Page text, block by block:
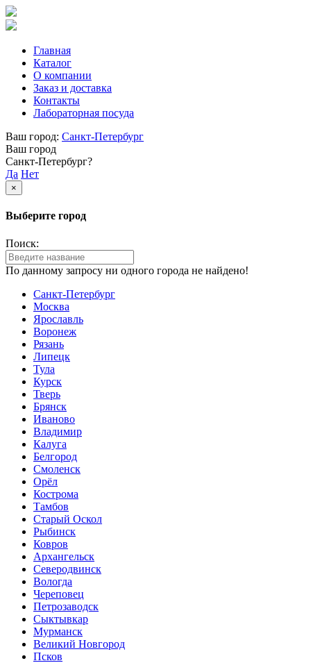
Главная
Каталог
О компании
Заказ и доставка
Контакты
Лабораторная посуда
Ваш город: Санкт-Петербург
Ваш город
Санкт-Петербург?
Да Нет
×
Выберите город
Поиск:
По данному запросу ни одного города не найдено!
Санкт-Петербург
Москва
Ярославль
Воронеж
Рязань
Липецк
Тула
Курск
Тверь
Брянск
Иваново
Владимир
Калуга
Белгород
Смоленск
Орёл
Кострома
Тамбов
Старый Оскол
Рыбинск
Ковров
Архангельск
Северодвинск
Вологда
Череповец
Петрозаводск
Сыктывкар
Мурманск
Великий Новгород
Псков